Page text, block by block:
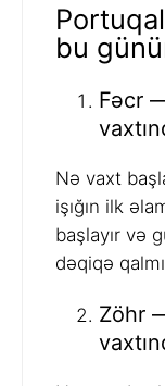
bu
Fəcr
Nə vaxt
işığın ilk
başlayır və
dəqiqə
Zöhr